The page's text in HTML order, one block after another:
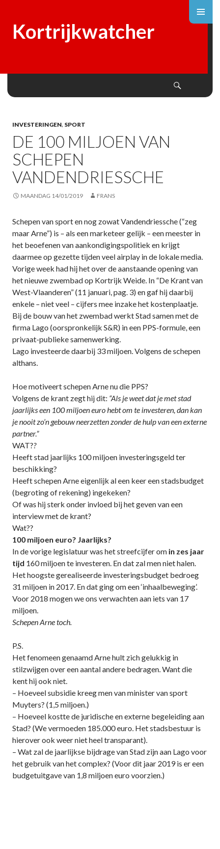
Kortrijkwatcher
INVESTERINGEN, SPORT
DE 100 MILJOEN VAN
SCHEPEN
VANDENDRIESSCHE
MAANDAG 14/01/2019 FRANS
Schepen van sport en nog zowat Vandendriessche (“zeg
maar Arne”) is – als een marketeer gelijk – een meester in
het beoefenen van aankondigingspolitiek en krijgt
daarmee op gezette tijden veel airplay in de lokale media.
Vorige week had hij het over de aanstaande opening van
het nieuwe zwembad op Kortrijk Weide. In “De Krant van
West-Vlaanderen” (11 januari, pag. 3) en gaf hij daarbij
enkele – niet veel – cijfers mee inzake het kostenplaatje.
Bij de bouw van het zwembad werkt Stad samen met de
firma Lago (oorspronkelijk S&R) in een PPS-formule, een
privaat-publieke samenwerking.
Lago investeerde daarbij 33 miljoen. Volgens de schepen
althans.
Hoe motiveert schepen Arne nu die PPS?
Volgens de krant zegt hij dit: “Als je weet dat je met stad
jaarlijks een 100 miljoen euro hebt om te investeren, dan kan
je nooit zo’n gebouw neerzetten zonder de hulp van een externe
partner.”
WAT??
Heeft stad jaarlijks 100 miljoen investeringsgeld ter
beschikking?
Heeft schepen Arne eigenlijk al een keer een stadsbudget
(begroting of rekening) ingekeken?
Of was hij sterk onder invloed bij het geven van een
interview met de krant?
Wat??
100 miljoen euro? Jaarlijks?
In de vorige legislatuur was het streefcijfer om in zes jaar
tijd 160 miljoen te investeren. En dat zal men niet halen.
Het hoogste gerealiseerde investeringsbudget bedroeg
31 miljoen in 2017. En dat ging om een ‘inhaalbeweging’.
Voor 2018 mogen we ons verwachten aan iets van 17
miljoen.
Schepen Arne toch.
P.S.
Het fenomeen genaamd Arne hult zich gelukkig in
stilzwijgen over een aantal andere bedragen. Want die
kent hij ook niet.
– Hoeveel subsidie kreeg men van minister van sport
Muyters? (1,5 miljoen.)
– Hoeveel kostte de juridische en externe begeleiding aan
Stad? (We vermoeden 185.000 euro. Het stadsbestuur is
hierover ook weer niet heel transparant).
– Wat zal de jaarlijkse bijdrage van Stad zijn aan Lago voor
het gebruik van het complex? (Voor dit jaar 2019 is er een
budgetuitgave van 1,8 miljoen euro voorzien.)